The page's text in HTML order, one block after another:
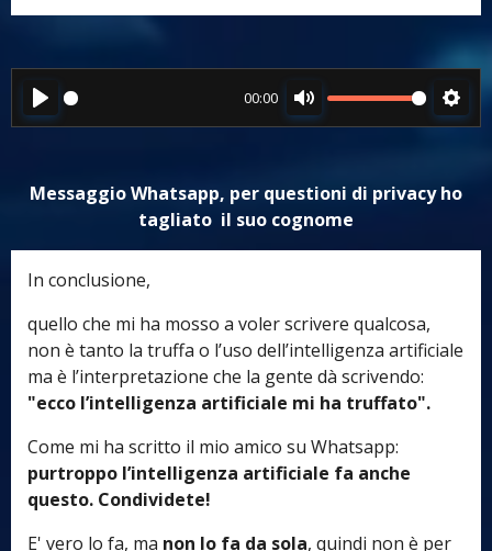
P
a
00:00
M
t
e
S
Messaggio Whatsapp, per questioni di privacy ho
tagliato il suo cognome
In conclusione,
quello che mi ha mosso a voler scrivere qualcosa,
non è tanto la truffa o l’uso dell’intelligenza artificiale
ma è l’interpretazione che la gente dà scrivendo:
"ecco l’intelligenza artificiale mi ha truffato".
Come mi ha scritto il mio amico su Whatsapp:
purtroppo l’intelligenza artificiale fa anche
questo. Condividete!
E' vero lo fa, ma non lo fa da sola, quindi non è per